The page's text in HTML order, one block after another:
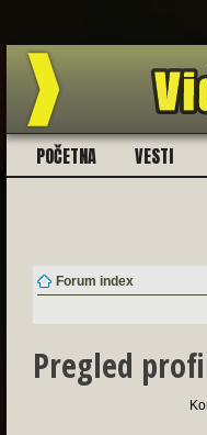
POČETNA VESTI
Forum index
Pregled